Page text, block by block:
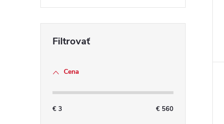
Cena
€ 3 € 560